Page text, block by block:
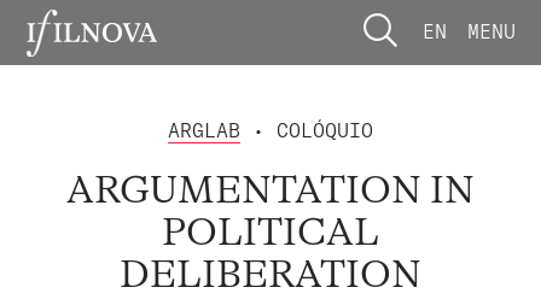
EN MENU
ARGLAB • COLÓQUIO
ARGUMENTATION IN
POLITICAL
DELIBERATION